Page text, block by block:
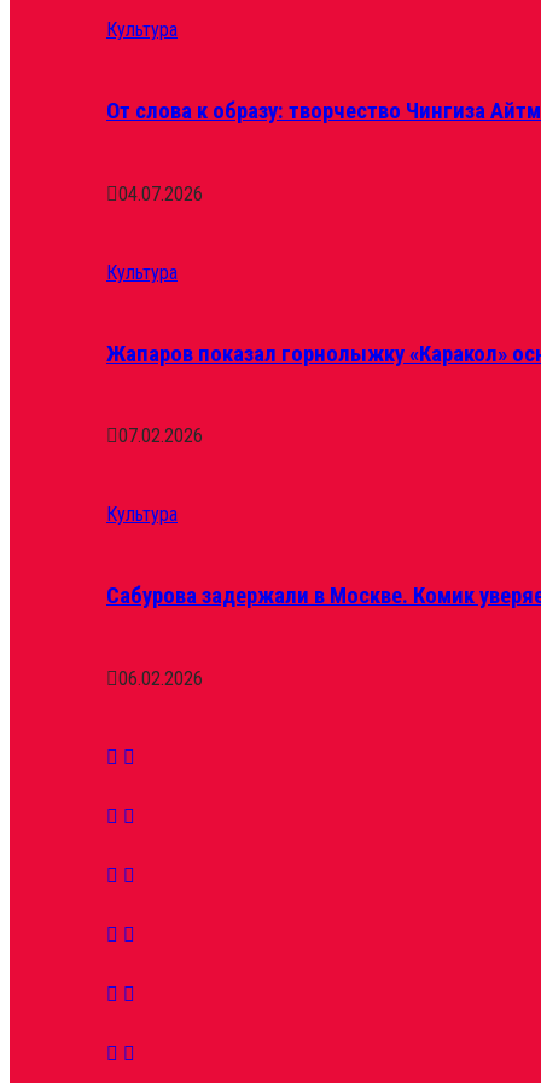
Культура
От слова к образу: творчество Чингиза
04.07.2026
Культура
Жапаров показал горнолыжку «Каракол»
07.02.2026
Культура
Сабурова задержали в Москве. Комик
06.02.2026